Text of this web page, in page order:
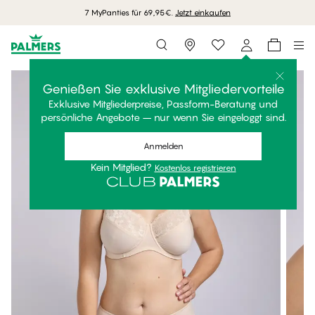
7 MyPanties für 69,95€. Jetzt einkaufen
Storefinder
Genießen Sie exklusive Mitgliedervorteile
Exklusive Mitgliederpreise, Passform-Beratung und
persönliche Angebote – nur wenn Sie eingeloggt sind.
Anmelden
Kein Mitglied? Kostenlos registrieren